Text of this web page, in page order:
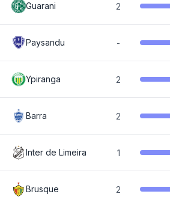
Guarani 2
Paysandu -
Ypiranga 2
Barra 2
Inter de Limeira 1
Brusque 2